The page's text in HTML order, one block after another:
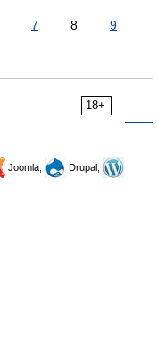
7 8
9
18+
Joomla,
Drupal,